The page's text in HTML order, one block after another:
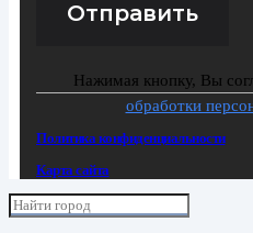
Нажимая кнопку, Вы
обработки
Политика конфиденциальности
Карта сайта